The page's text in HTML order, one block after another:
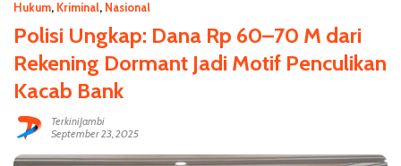
Hukum, Kriminal, Nasional
Polisi Ungkap: Dana Rp 60–70 M dari
Rekening Dormant Jadi Motif Penculikan
Kacab Bank
TerkiniJambi
September 23, 2025